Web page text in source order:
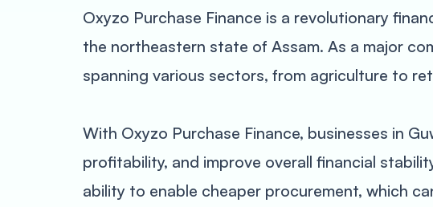
Oxyzo Purchase Finance is a revolutionary
the northeastern state of Assam. As a major
spanning various sectors, from agriculture to
With Oxyzo Purchase Finance, businesses in
profitability, and improve overall financial
ability to enable cheaper procurement, which